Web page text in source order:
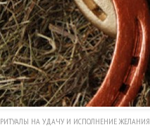
РИТУАЛЫ НА УДАЧУ И ИСПОЛНЕНИЕ ЖЕЛАНИЯ